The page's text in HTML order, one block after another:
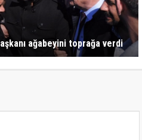
ağabeyini toprağa verdi